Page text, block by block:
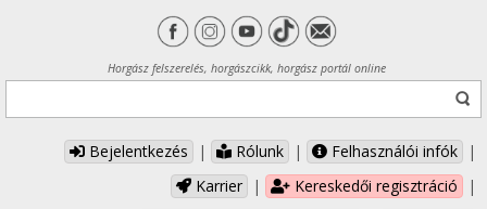
Horgász felszerelés, horgászcikk, horgász portál online
Bejelentkezés | Rólunk | Felhasználói infók
|
Karrier
| Kereskedői regisztráció
|